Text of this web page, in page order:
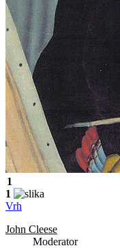
1
1
Vrh
John Cleese
Moderator